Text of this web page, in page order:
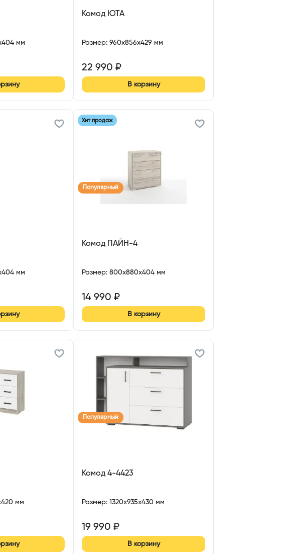
мм
Комод ЮТА
Размер: 960x856x429 мм
22 990 ₽
В корзину
мм
Хит продаж
Популярный
Комод ПАЙН-4
Размер: 800x880x404 мм
14 990 ₽
В корзину
мм
Популярный
Комод 4-4423
Размер: 1320x935x430 мм
19 990 ₽
В корзину